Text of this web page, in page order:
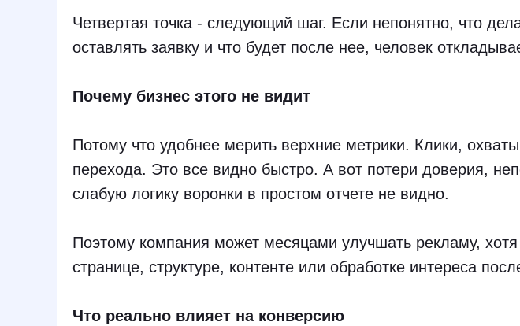
Четвертая точка - следующий шаг. Если непонятно, что
оставлять заявку и что будет после нее, человек
Почему бизнес этого не видит
Потому что удобнее мерить верхние метрики. Клики,
перехода. Это все видно быстро. А вот потери доверия,
слабую логику воронки в простом отчете не видно.
Поэтому компания может месяцами улучшать рекламу,
странице, структуре, контенте или обработке интереса
Что реально влияет на конверсию